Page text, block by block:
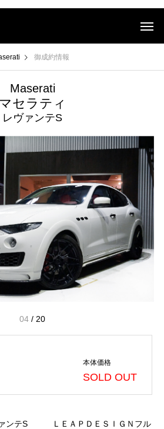
御成約情報
Maserati
マセラティ
レヴァンテS
04 / 20
本体価格
SOLD OUT
ンテS ＬＥＡＰＤＥＳＩＧＮフル